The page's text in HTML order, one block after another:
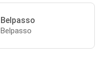
Belpasso
Belpasso